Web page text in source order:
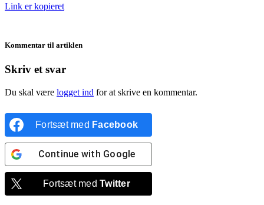
Link er kopieret
Kommentar til artiklen
Skriv et svar
Du skal være logget ind for at skrive en kommentar.
Fortsæt med Facebook
Continue with Google
Fortsæt medTwitter